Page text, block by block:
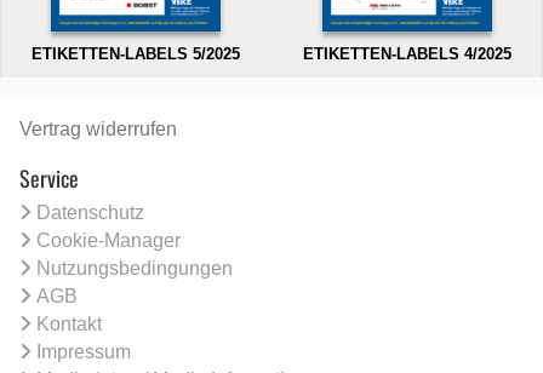
ETIKETTEN-LABELS 5/2025 ETIKETTEN-LABELS 4/2025
Vertrag widerrufen
Service
Datenschutz
Cookie-Manager
Nutzungsbedingungen
AGB
Kontakt
Impressum